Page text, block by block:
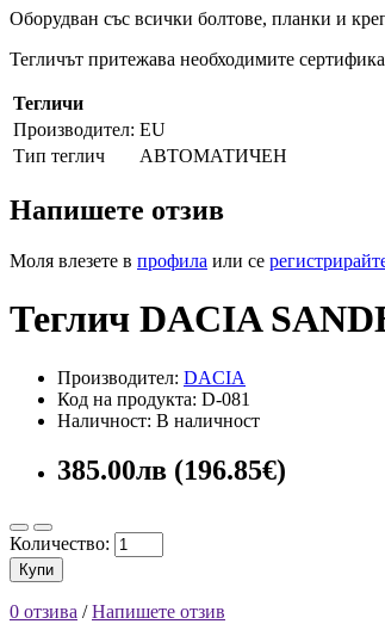
Оборудван със всички болтове, планки и
Тегличът притежава необходимите
Тегличи
Производител: EU
Тип теглич
АВТОМАТИЧЕН
Напишете отзив
Моля влезете в профила или се
Теглич DACIA
Производител: DACIA
Код на продукта: D-081
Наличност: В наличност
385.00лв (196.85€)
Количество:
Купи
0 отзива /Напишете отзив